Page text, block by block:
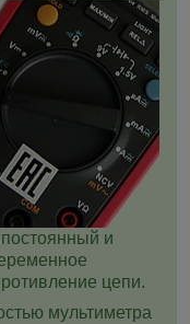
и
цепи.
мультиметра